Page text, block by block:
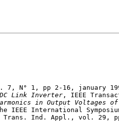
Link Inverter
in Output Voltages of